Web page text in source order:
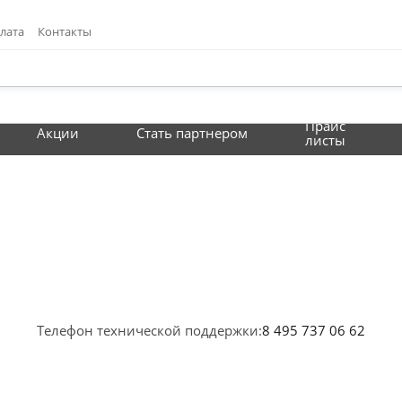
Контакты
Акции Стать партнером
Прайс
листы
Телефон технической поддержки:8 495 737 06 62